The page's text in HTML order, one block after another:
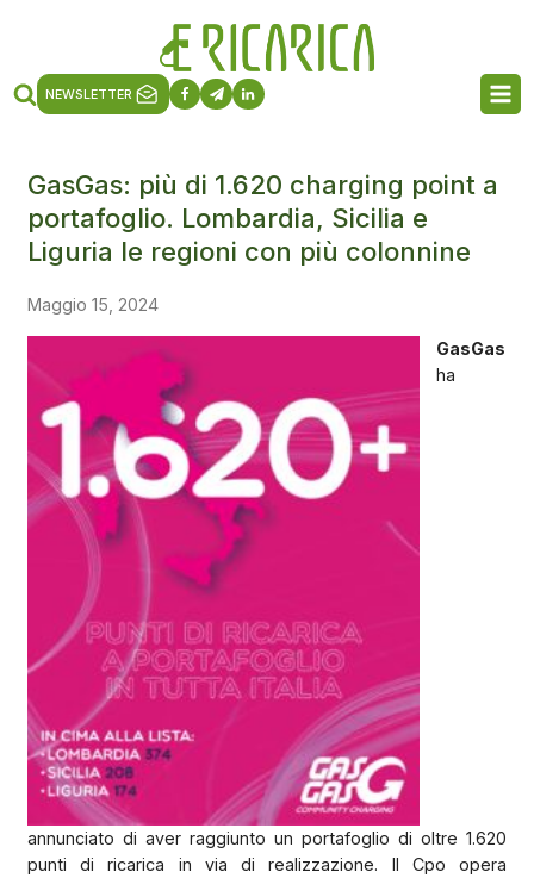
NEWSLETTER
GasGas: più di 1.620 charging point a
portafoglio. Lombardia, Sicilia e
Liguria le regioni con più colonnine
Maggio 15, 2024
GasGas
ha
annunciato di aver raggiunto un portafoglio di oltre 1.620
punti di ricarica in via di realizzazione. Il Cpo opera